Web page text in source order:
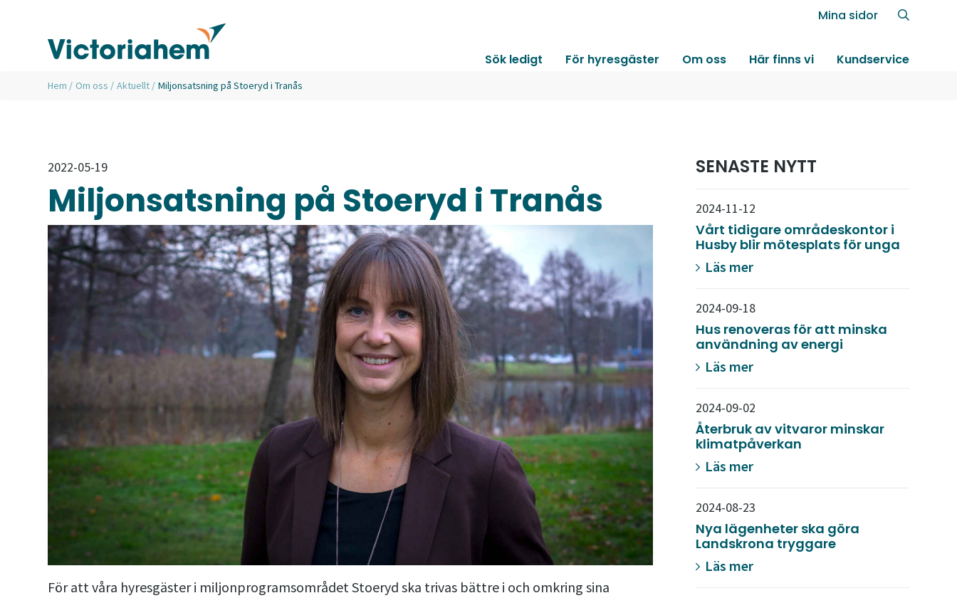
Mina sidor
Sök ledigt För hyresgäster Om oss Här finns vi Kundservice
Hem / Om oss / Aktuellt / Miljonsatsning på Stoeryd i Tranås
2022-05-19
Miljonsatsning på Stoeryd i Tranås
För att våra hyresgäster i miljonprogramsområdet Stoeryd ska trivas bättre i och omkring sina
SENASTE NYTT
2024-11-12
Vårt tidigare områdeskontor i
Husby blir mötesplats för unga
Läs mer
2024-09-18
Hus renoveras för att minska
användning av energi
Läs mer
2024-09-02
Återbruk av vitvaror minskar
klimatpåverkan
Läs mer
2024-08-23
Nya lägenheter ska göra
Landskrona tryggare
Läs mer